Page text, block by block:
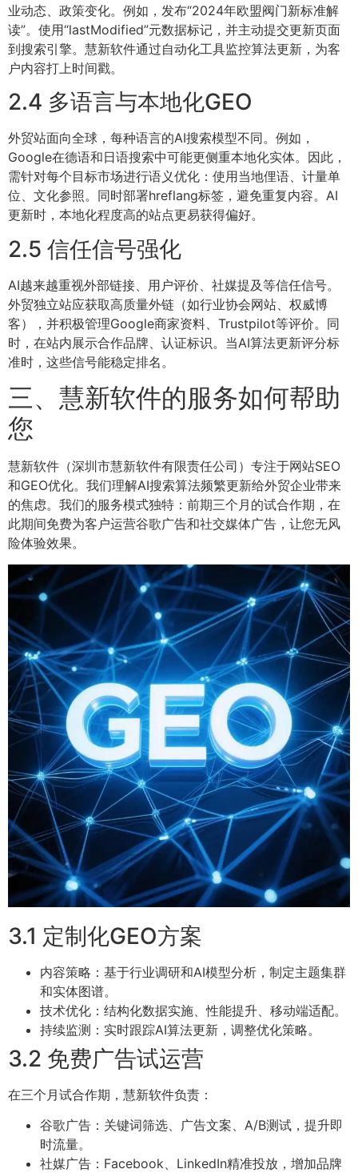
业动态、政策变化。例如，发布“2024年欧盟阀门新标准解
读”。使用“lastModified”元数据标记，并主动提交更新页面
到搜索引擎。慧新软件通过自动化工具监控算法更新，为客
户内容打上时间戳。
2.4 多语言与本地化GEO
外贸站面向全球，每种语言的AI搜索模型不同。例如，
Google在德语和日语搜索中可能更侧重本地化实体。因此，
需针对每个目标市场进行语义优化：使用当地俚语、计量单
位、文化参照。同时部署hreflang标签，避免重复内容。AI
更新时，本地化程度高的站点更易获得偏好。
2.5 信任信号强化
AI越来越重视外部链接、用户评价、社媒提及等信任信号。
外贸独立站应获取高质量外链（如行业协会网站、权威博
客），并积极管理Google商家资料、Trustpilot等评价。同
时，在站内展示合作品牌、认证标识。当AI算法更新评分标
准时，这些信号能稳定排名。
三、慧新软件的服务如何帮助
您
慧新软件（深圳市慧新软件有限责任公司）专注于网站SEO
和GEO优化。我们理解AI搜索算法频繁更新给外贸企业带来
的焦虑。我们的服务模式独特：前期三个月的试合作期，在
此期间免费为客户运营谷歌广告和社交媒体广告，让您无风
险体验效果。
3.1 定制化GEO方案
内容策略：基于行业调研和AI模型分析，制定主题集群
和实体图谱。
技术优化：结构化数据实施、性能提升、移动端适配。
持续监测：实时跟踪AI算法更新，调整优化策略。
3.2 免费广告试运营
在三个月试合作期，慧新软件负责：
谷歌广告：关键词筛选、广告文案、A/B测试，提升即
时流量。
社媒广告：Facebook、LinkedIn精准投放，增加品牌